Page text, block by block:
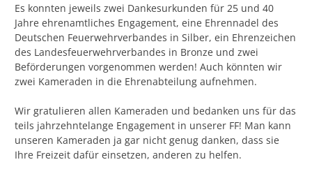
Es konnten jeweils zwei Dankesurkunden für 25 und 40
Jahre ehrenamtliches Engagement, eine Ehrennadel des
Deutschen Feuerwehrverbandes in Silber, ein Ehrenzeichen
des Landesfeuerwehrverbandes in Bronze und zwei
Beförderungen vorgenommen werden! Auch könnten wir
zwei Kameraden in die Ehrenabteilung aufnehmen.
Wir gratulieren allen Kameraden und bedanken uns für das
teils jahrzehntelange Engagement in unserer FF! Man kann
unseren Kameraden ja gar nicht genug danken, dass sie
Ihre Freizeit dafür einsetzen, anderen zu helfen.